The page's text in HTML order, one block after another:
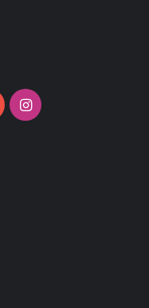
YouTubeInstagram